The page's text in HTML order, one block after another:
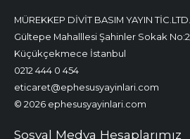
MÜREKKEP DİVİT BASIM YAYIN TİC.LTD.
Gültepe Mahalllesi Şahinler Sokak
Küçükçekmece İstanbul
0212 444 0 454
eticaret@ephesusyayinlari.com
© 2026 ephesusyayinlari.com
Sosyal Medya Hesaplarımız